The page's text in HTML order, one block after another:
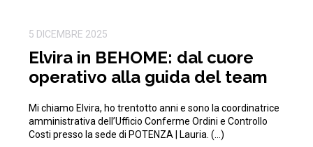
5 DICEMBRE 2025
Elvira in BEHOME: dal cuore
operativo alla guida del team
Mi chiamo Elvira, ho trentotto anni e sono la coordinatrice
amministrativa dell’Ufficio Conferme Ordini e Controllo
Costi presso la sede di POTENZA | Lauria. (…)